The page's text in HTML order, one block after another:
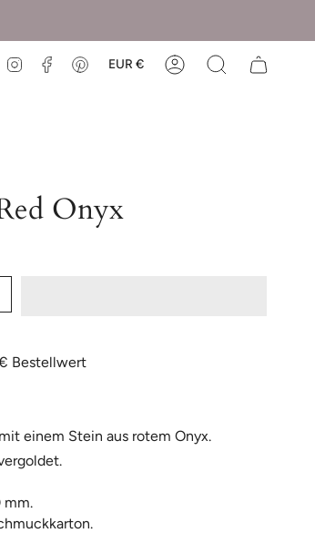
InstagramFacebookPinterestEUR €
Onyx
Bestellwert
einem Stein aus rotem Onyx.
mm.